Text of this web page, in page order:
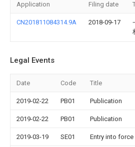
Application Filing date
CN201811084314.9A 2018-09-17
Legal Events
Date Code Title
2019-02-22 PB01 Publication
2019-02-22 PB01 Publication
2019-03-19 SE01 Entry into